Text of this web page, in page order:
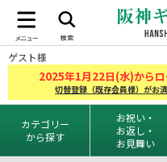
ゲスト様
2025年1月22日(水)から
切替登録（既存会員様）がお
カテゴリー
から探す
お祝い・
お返し・
お見舞い